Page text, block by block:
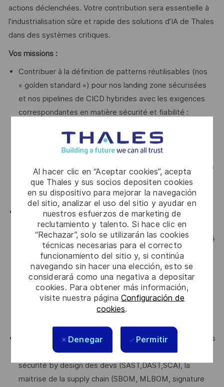
Al hacer clic en “Aceptar cookies”, acepta
que Thales y sus socios depositen cookies
en su dispositivo para mejorar la navegación
del sitio, analizar el uso del sitio y ayudar en
nuestros esfuerzos de marketing de
reclutamiento y talento. Si hace clic en
“Rechazar”, solo se utilizarán las cookies
técnicas necesarias para el correcto
funcionamiento del sitio y, si continúa
navegando sin hacer una elección, esto se
considerará como una negativa a depositar
cookies. Para obtener más información,
visite nuestra páginaConfiguración de
cookies.
Denegar Permitir
actions déclenchées. Votre contribution sera essentielle à
l’industrialisation sûre et rapide des solutions d’IA de Thales
dans des systèmes critiques.
Vos missions :
Contribuer à la définition de patterns réutilisables (nos
« golden standard ») pour nos landing zone sécurisées
et nos pipelines de CICD hybrides avec les exigences
correspondantes en matière sécurité et fiabilité :
d’artefacts signés, déploiement on‑prem pour test QA
isoprod, mise en production et observabilité de bout en
bout. Votre travail garantira que les objectifs des projets
sont compris et atteints grâce à une collaboration
étroite entre les différentes équipes de CortAIx.
Accompagner nos équipes Data/AI dans la mise en
œuvre de ces patterns réutilisables dans le contexte de
leurs Cas d’Usage en maximisant la fiabilité et la sécurité
pour nos clients. Vous serez aussi en charge d’optimiser
performances/coûts du build cloud: exécution
éphémère, caching, parallélisation, policy de rétention
(+bonnes pratiques FinOps) pour garantir la
compétitivité du build pour CortAIx et du run pour nos
Déployer, configurer et maintenir les éléments essentiels
aux opérations DevSecOps de nos équipes incluant la
sécurité by design des devs (SAST,DAST,SCA), la
maitrise de la supply chain (SBOM, MLBOM, signature